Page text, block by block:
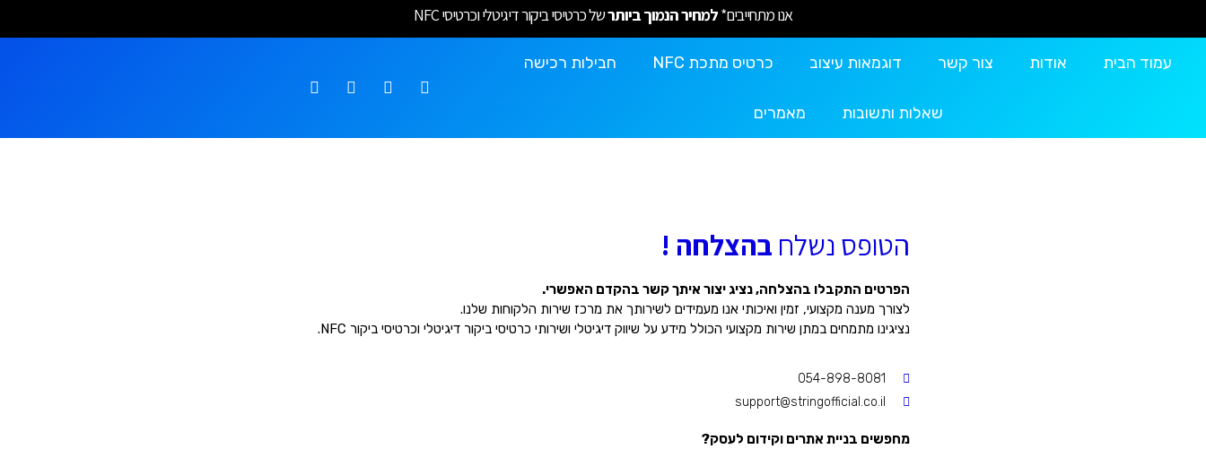
אנו מתחייבים*למחיר הנמוך ביותרשל כרטיסי ביקור דיגיטלי וכרטיסי NFC
עמוד הבית אודות צור קשר דוגמאות עיצוב כרטיס מתכת NFC חבילות רכישה
שאלות ותשובות מאמרים
הטופס נשלח בהצלחה !
הפרטים התקבלו בהצלחה, נציג יצור איתך קשר בהקדם האפשרי.
לצורך מענה מקצועי, זמין ואיכותי אנו מעמידים לשירותך את מרכז שירות הלקוחות שלנו.
נציגינו מתמחים במתן שירות מקצועי הכולל מידע על שיווק דיגיטלי ושירותי כרטיסי ביקור דיגיטלי וכרטיסי ביקור NFC.
054-898-8081
support@stringofficial.co.il
מחפשים בניית אתרים וקידום לעסק?